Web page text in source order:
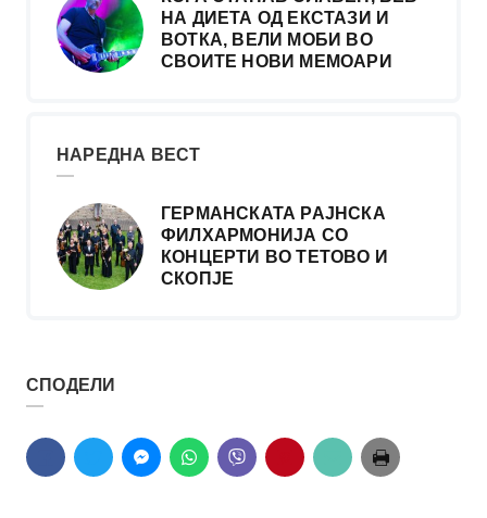
НА ДИЕТА ОД ЕКСТАЗИ И
ВОТКА, ВЕЛИ МОБИ ВО
СВОИТЕ НОВИ МЕМОАРИ
НАРЕДНА ВЕСТ
ГЕРМАНСКАТА РАЈНСКА
ФИЛХАРМОНИЈА СО
КОНЦЕРТИ ВО ТЕТОВО И
СКОПЈЕ
СПОДЕЛИ